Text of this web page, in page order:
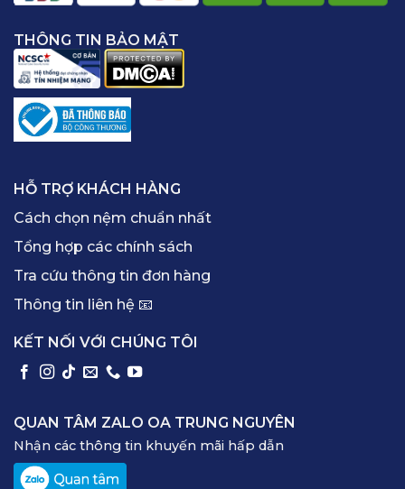
THÔNG TIN BẢO MẬT
HỖ TRỢ KHÁCH HÀNG
Cách chọn nệm chuẩn nhất
Tổng hợp các chính sách
Tra cứu thông tin đơn hàng
Thông tin liên hệ 📧
KẾT NỐI VỚI CHÚNG TÔI
QUAN TÂM ZALO OA TRUNG NGUYÊN
Nhận các thông tin khuyến mãi hấp dẫn